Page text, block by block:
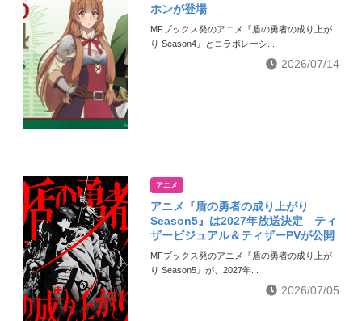
ホンが登場
MFブックス発のアニメ『盾の勇者の成り上が
り Season4』とコラボレーシ...
2026/07/14
アニメ
アニメ『盾の勇者の成り上がり
Season5』は2027年放送決定 ティ
ザービジュアル＆ティザーPVが公開
MFブックス発のアニメ『盾の勇者の成り上が
り Season5』が、2027年...
2026/07/05